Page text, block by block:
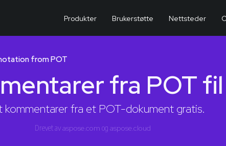
Produkter Brukerstøtte Nettsteder
from POT
fra POT
kommentarer fra et POT-dokument gratis.
Drevet avaspose.com og aspose.cloud